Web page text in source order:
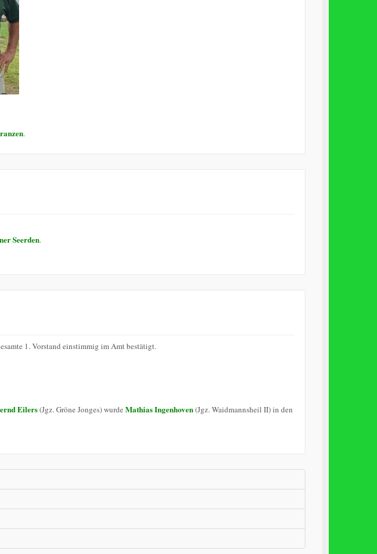
.
Seerden.
1. Vorstand einstimmig im Amt bestätigt.
Eilers(Jgz. Gröne Jonges) wurde Mathias Ingenhoven(Jgz. Waidmannsheil II) in den